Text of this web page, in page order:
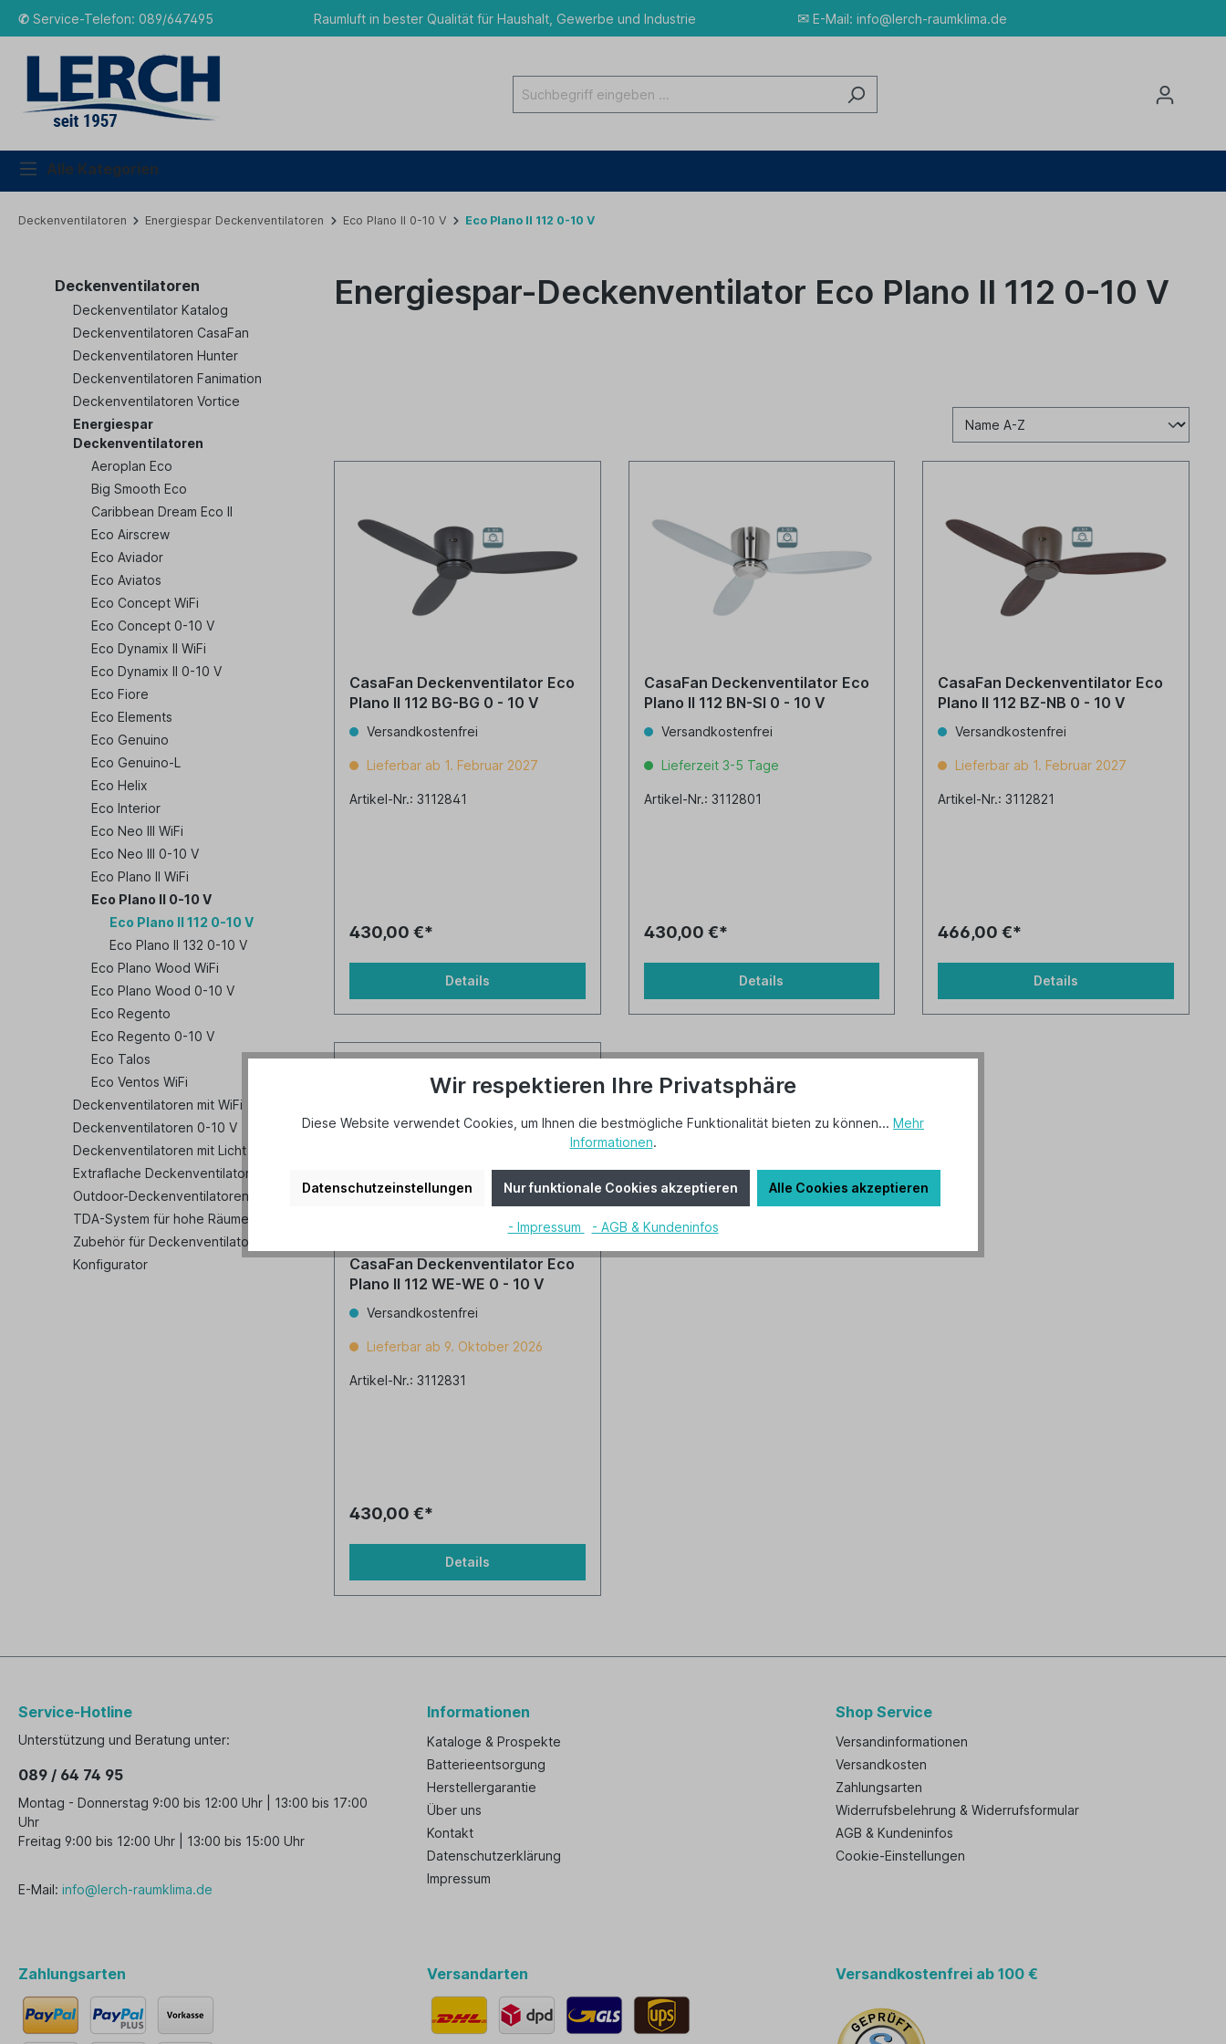
✆ Service-Telefon: 089/647495 Raumluft in bester Qualität für Haushalt, Gewerbe und Industrie ✉E-Mail: info@lerch-raumklima.de
Alle Kategorien
Deckenventilatoren Energiespar Deckenventilatoren Eco Plano II 0-10 V Eco Plano II 112 0-10 V
Deckenventilatoren
Deckenventilator Katalog
Deckenventilatoren CasaFan
Deckenventilatoren Hunter
Deckenventilatoren Fanimation
Deckenventilatoren Vortice
Energiespar
Deckenventilatoren
Aeroplan Eco
Big Smooth Eco
Caribbean Dream Eco II
Eco Airscrew
Eco Aviador
Eco Aviatos
Eco Concept WiFi
Eco Concept 0-10 V
Eco Dynamix II WiFi
Eco Dynamix II 0-10 V
Eco Fiore
Eco Elements
Eco Genuino
Eco Genuino-L
Eco Helix
Eco Interior
Eco Neo III WiFi
Eco Neo III 0-10 V
Eco Plano II WiFi
Eco Plano II 0-10 V
Eco Plano II 112 0-10 V
Eco Plano II 132 0-10 V
Eco Plano Wood WiFi
Eco Plano Wood 0-10 V
Eco Regento
Eco Regento 0-10 V
Eco Talos
Eco Ventos WiFi
Deckenventilatoren mit WiFi
Deckenventilatoren 0-10 V
Deckenventilatoren mit Licht
Extraflache Deckenventilatoren
Outdoor-Deckenventilatoren
TDA-System für hohe Räume
Zubehör für Deckenventilatoren
Konfigurator
Energiespar-Deckenventilator Eco Plano II 112 0-10 V
CasaFan Deckenventilator Eco
Plano II 112 BG-BG 0 - 10 V
Versandkostenfrei
Lieferbar ab 1. Februar 2027
Artikel-Nr.: 3112841
430,00 €*
Details
CasaFan Deckenventilator Eco
Plano II 112 BN-SI 0 - 10 V
Versandkostenfrei
Lieferzeit 3-5 Tage
Artikel-Nr.: 3112801
430,00 €*
Details
CasaFan Deckenventilator Eco
Plano II 112 BZ-NB 0 - 10 V
Versandkostenfrei
Lieferbar ab 1. Februar 2027
Artikel-Nr.: 3112821
466,00 €*
Details
CasaFan Deckenventilator Eco
Plano II 112 WE-WE 0 - 10 V
Versandkostenfrei
Lieferbar ab 9. Oktober 2026
Artikel-Nr.: 3112831
430,00 €*
Details
Service-Hotline
Unterstützung und Beratung unter:
089 / 64 74 95
Montag - Donnerstag 9:00 bis 12:00 Uhr | 13:00 bis 17:00
Uhr
Freitag 9:00 bis 12:00 Uhr | 13:00 bis 15:00 Uhr
E-Mail: info@lerch-raumklima.de
Informationen
Kataloge & Prospekte
Batterieentsorgung
Herstellergarantie
Über uns
Kontakt
Datenschutzerklärung
Impressum
Shop Service
Versandinformationen
Versandkosten
Zahlungsarten
Widerrufsbelehrung & Widerrufsformular
AGB & Kundeninfos
Cookie-Einstellungen
Zahlungsarten Versandarten Versandkostenfrei ab 100 €
Wir respektieren Ihre Privatsphäre
Diese Website verwendet Cookies, um Ihnen die bestmögliche Funktionalität bieten zu können... Mehr
Informationen.
Datenschutzeinstellungen Nur funktionale Cookies akzeptieren Alle Cookies akzeptieren
- Impressum - AGB & Kundeninfos